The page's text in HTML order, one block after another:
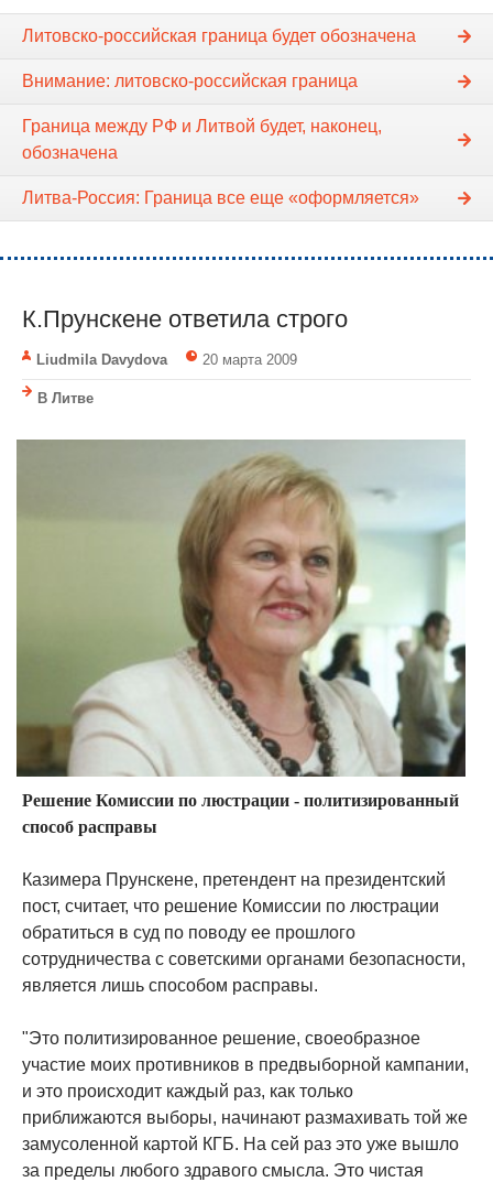
Литовско-российская граница будет обозначена
Внимание: литовско-российская граница
Граница между РФ и Литвой будет, наконец,
обозначена
Литва-Россия: Граница все еще «оформляется»
К.Прунскене ответила строго
Liudmila Davydova 20 марта 2009
В Литве
Решение Комиссии по люстрации - политизированный
способ расправы
Казимера Прунскене, претендент на президентский
пост, считает, что решение Комиссии по люстрации
обратиться в суд по поводу ее прошлого
сотрудничества с советскими органами безопасности,
является лишь способом расправы.
"Это политизированное решение, своеобразное
участие моих противников в предвыборной кампании,
и это происходит каждый раз, как только
приближаются выборы, начинают размахивать той же
замусоленной картой КГБ. На сей раз это уже вышло
за пределы любого здравого смысла. Это чистая